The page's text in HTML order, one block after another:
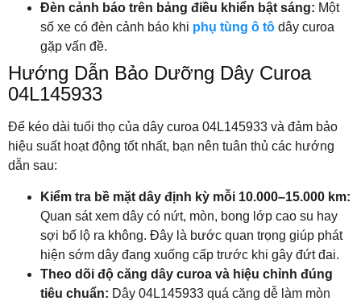
Đèn cảnh báo trên bảng điều khiển bật sáng: Một
số xe có đèn cảnh báo khi phụ tùng ô tô dây curoa
gặp vấn đề.
Hướng Dẫn Bảo Dưỡng Dây Curoa
04L145933
Để kéo dài tuổi thọ của dây curoa 04L145933 và đảm bảo
hiệu suất hoạt động tốt nhất, bạn nên tuân thủ các hướng
dẫn sau:
Kiểm tra bề mặt dây định kỳ mỗi 10.000–15.000 km:
Quan sát xem dây có nứt, mòn, bong lớp cao su hay
sợi bố lộ ra không. Đây là bước quan trọng giúp phát
hiện sớm dây đang xuống cấp trước khi gây đứt đai.
Theo dõi độ căng dây curoa và hiệu chỉnh đúng
tiêu chuẩn: Dây 04L145933 quá căng dễ làm mòn